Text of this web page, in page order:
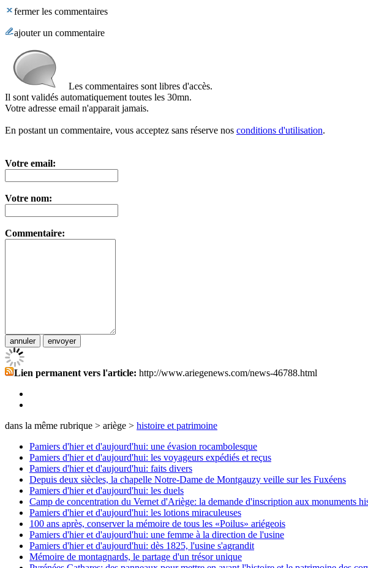
fermer les commentaires
ajouter un commentaire
Les commentaires sont libres d'accès.
Il sont validés automatiquement toutes les 30mn.
Votre adresse email n'apparait jamais.
En postant un commentaire, vous acceptez sans réserve nos conditions d'utilisation.
Votre email:
Votre nom:
Commentaire:
Lien permanent vers l'article: http://www.ariegenews.com/news-46788.html
dans la même rubrique > ariège > histoire et patrimoine
Pamiers d'hier et d'aujourd'hui: une évasion rocambolesque
Pamiers d'hier et d'aujourd'hui: les voyageurs expédiés et reçus
Pamiers d'hier et d'aujourd'hui: faits divers
Depuis deux siècles, la chapelle Notre-Dame de Montgauzy veille sur les Fuxéens
Pamiers d'hier et d'aujourd'hui: les duels
Camp de concentration du Vernet d'Ariège: la demande d'inscription aux monuments
Pamiers d'hier et d'aujourd'hui: les lotions miraculeuses
100 ans après, conserver la mémoire de tous les «Poilus» ariégeois
Pamiers d'hier et d'aujourd'hui: une femme à la direction de l'usine
Pamiers d'hier et d'aujourd'hui: dès 1825, l'usine s'agrandit
Mémoire de montagnards, le partage d'un trésor unique